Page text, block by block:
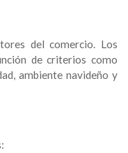
del comercio. Los
de criterios como
ambiente navideño y